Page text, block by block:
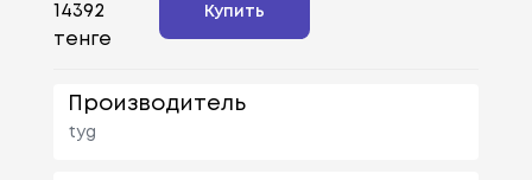
14392
тенге
Купить
Производитель
tyg